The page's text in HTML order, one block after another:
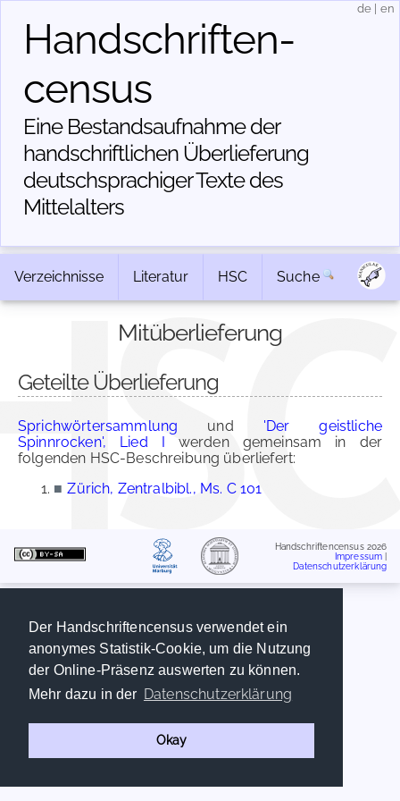
Der Handschriftencensus verwendet ein
anonymes Statistik-Cookie, um die Nutzung
der Online-Präsenz auswerten zu können.
Mehr dazu in der Datenschutzerklärung
Okay
Handschriften­
census
Eine Bestandsaufnahme der
handschriftlichen Über­lieferung
deutschsprachiger Texte des
Mittelalters
de en
Verzeichnisse Literatur HSC Suche
Mitüberlieferung
Geteilte Überlieferung
Sprichwörtersammlung und 'Der geistliche
Spinnrocken', Lied I werden gemeinsam in der
folgenden HSC-Beschreibung überliefert:
■ Zürich, Zentralbibl., Ms. C 101
Handschriftencensus 2026
Impressum
Datenschutzerklärung